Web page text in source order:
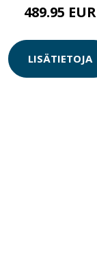
489.95 EUR
LISÄTIETOJA